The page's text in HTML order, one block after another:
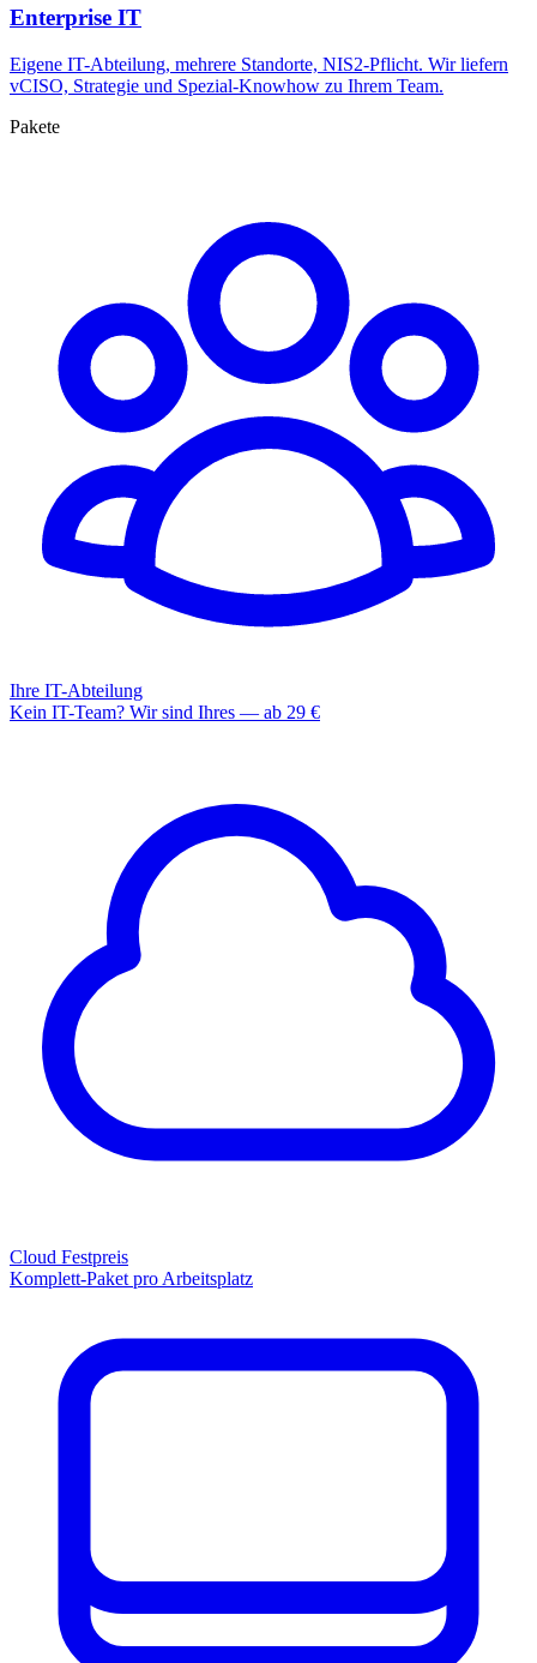
Enterprise IT
Eigene IT-Abteilung, mehrere Standorte, NIS2-Pflicht. Wir liefern
vCISO, Strategie und Spezial-Knowhow zu Ihrem Team.
Pakete
Ihre IT-Abteilung
Kein IT-Team? Wir sind Ihres — ab 29 €
Cloud Festpreis
Komplett-Paket pro Arbeitsplatz